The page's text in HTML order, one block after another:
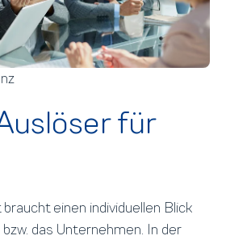
für
einen individuellen Blick
das Unternehmen. In der